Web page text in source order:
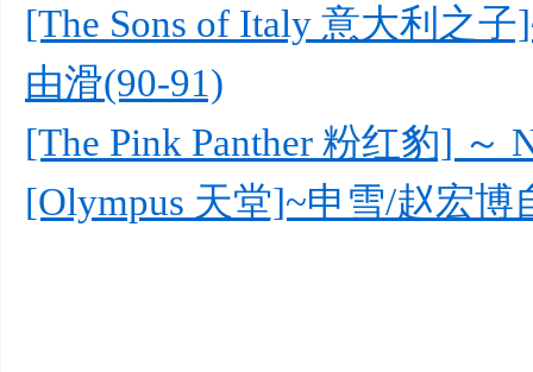
[The Sons of Italy 意大利之
由滑(90-91)
[The Pink Panther 粉红豹] ～
[Olympus 天堂]~申雪/赵宏博